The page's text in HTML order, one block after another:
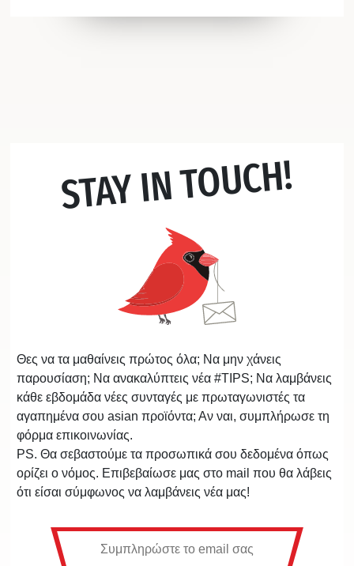
STAY IN TOUCH!
Θες να τα μαθαίνεις πρώτος όλα; Να μην χάνεις
παρουσίαση; Να ανακαλύπτεις νέα #TIPS; Να λαμβάνεις
κάθε εβδομάδα νέες συνταγές με πρωταγωνιστές τα
αγαπημένα σου asian προϊόντα; Αν ναι, συμπλήρωσε τη
φόρμα επικοινωνίας.
PS. Θα σεβαστούμε τα προσωπικά σου δεδομένα όπως
ορίζει ο νόμος. Επιβεβαίωσε μας στο mail που θα λάβεις
ότι είσαι σύμφωνος να λαμβάνεις νέα μας!